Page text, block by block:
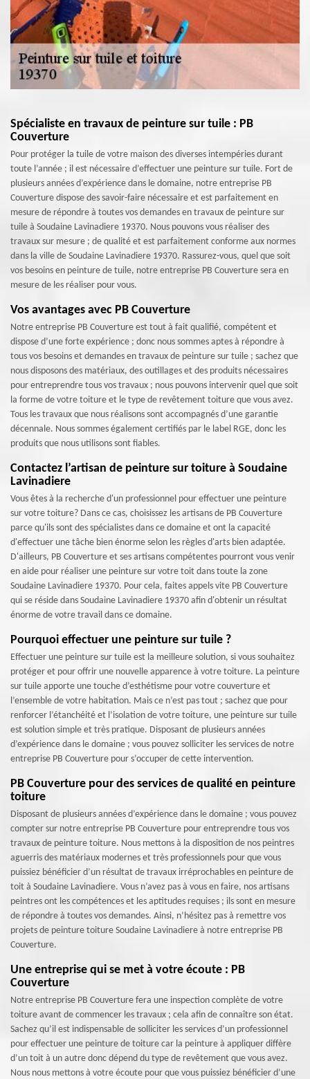
Spécialiste en travaux de peinture sur tuile : PB
Couverture
Pour protéger la tuile de votre maison des diverses intempéries durant
toute l’année ; il est nécessaire d’effectuer une peinture sur tuile. Fort de
plusieurs années d’expérience dans le domaine, notre entreprise PB
Couverture dispose des savoir-faire nécessaire et est parfaitement en
mesure de répondre à toutes vos demandes en travaux de peinture sur
tuile à Soudaine Lavinadiere 19370. Nous pouvons vous réaliser des
travaux sur mesure ; de qualité et est parfaitement conforme aux normes
dans la ville de Soudaine Lavinadiere 19370. Rassurez-vous, quel que soit
vos besoins en peinture de tuile, notre entreprise PB Couverture sera en
mesure de les réaliser pour vous.
Vos avantages avec PB Couverture
Notre entreprise PB Couverture est tout à fait qualifié, compétent et
dispose d’une forte expérience ; donc nous sommes aptes à répondre à
tous vos besoins et demandes en travaux de peinture sur tuile ; sachez que
nous disposons des matériaux, des outillages et des produits nécessaires
pour entreprendre tous vos travaux ; nous pouvons intervenir quel que soit
la forme de votre toiture et le type de revêtement toiture que vous avez.
Tous les travaux que nous réalisons sont accompagnés d’une garantie
décennale. Nous sommes également certifiés par le label RGE, donc les
produits que nous utilisons sont fiables.
Contactez l’artisan de peinture sur toiture à Soudaine
Lavinadiere
Vous êtes à la recherche d'un professionnel pour effectuer une peinture
sur votre toiture? Dans ce cas, choisissez les artisans de PB Couverture
parce qu'ils sont des spécialistes dans ce domaine et ont la capacité
d'effectuer une tâche bien énorme selon les règles d'arts bien adaptée.
D'ailleurs, PB Couverture et ses artisans compétentes pourront vous venir
en aide pour réaliser une peinture sur votre toit dans toute la zone
Soudaine Lavinadiere 19370. Pour cela, faites appels vite PB Couverture
qui se réside dans Soudaine Lavinadiere 19370 afin d'obtenir un résultat
énorme de votre travail dans ce domaine.
Pourquoi effectuer une peinture sur tuile ?
Effectuer une peinture sur tuile est la meilleure solution, si vous souhaitez
protéger et pour offrir une nouvelle apparence à votre toiture. La peinture
sur tuile apporte une touche d’esthétisme pour votre couverture et
l’ensemble de votre habitation. Mais ce n’est pas tout ; sachez que pour
renforcer l’étanchéité et l’isolation de votre toiture, une peinture sur tuile
est solution simple et très pratique. Disposant de plusieurs années
d’expérience dans le domaine ; vous pouvez solliciter les services de notre
entreprise PB Couverture pour s’occuper de cette intervention.
PB Couverture pour des services de qualité en peinture
toiture
Disposant de plusieurs années d’expérience dans le domaine ; vous pouvez
compter sur notre entreprise PB Couverture pour entreprendre tous vos
travaux de peinture toiture. Nous mettons à la disposition de nos peintres
aguerris des matériaux modernes et très professionnels pour que vous
puissiez bénéficier d’un résultat de travaux irréprochables en peinture de
toit à Soudaine Lavinadiere. Vous n’avez pas à vous en faire, nos artisans
peintres ont les compétences et les aptitudes requises ; ils sont en mesure
de répondre à toutes vos demandes. Ainsi, n’hésitez pas à remettre vos
projets de peinture toiture Soudaine Lavinadiere à notre entreprise PB
Couverture.
Une entreprise qui se met à votre écoute : PB
Couverture
Notre entreprise PB Couverture fera une inspection complète de votre
toiture avant de commencer les travaux ; cela afin de connaître son état.
Sachez qu’il est indispensable de solliciter les services d’un professionnel
pour effectuer une peinture de toiture car la peinture à appliquer diffère
d’un toit à un autre donc dépend du type de revêtement que vous avez.
Nous nous mettons à votre écoute pour que vous puissiez bénéficier d’une